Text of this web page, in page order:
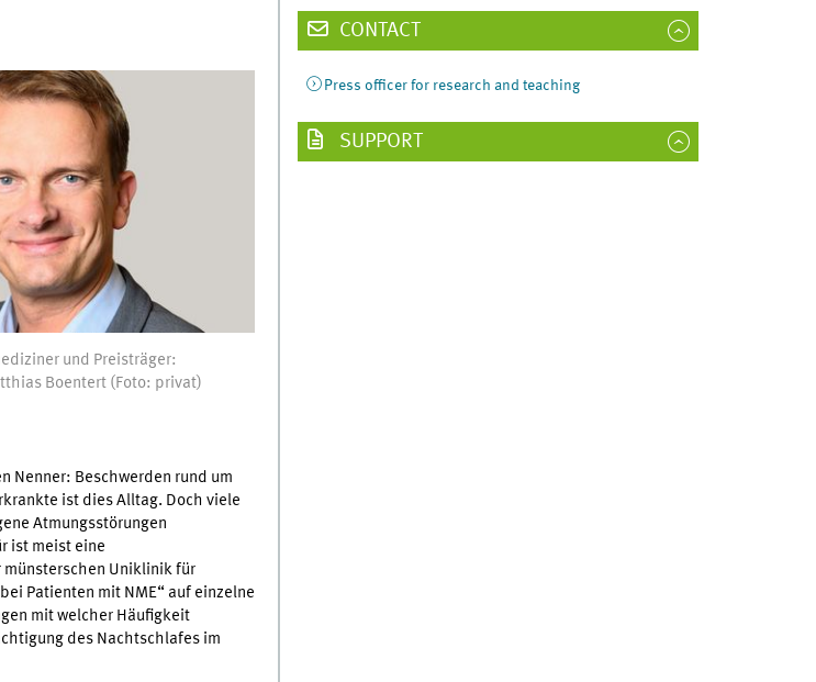
und Preisträger:
Boentert (Foto: privat)
Nenner: Beschwerden rund um
ist dies Alltag. Doch viele
Atmungsstörungen
ist meist eine
münsterschen Uniklinik für
Patienten mit NME“ auf einzelne
mit welcher Häufigkeit
des Nachtschlafes im
CONTACT
Press officer for research and teaching
SUPPORT